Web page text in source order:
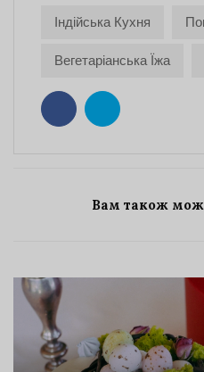
Індійська Кухня
Вегетаріанська Їжа
Вам також